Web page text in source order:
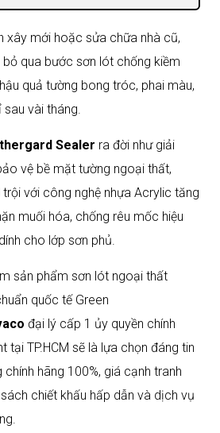
Gặp
Tavaco
xây mới hoặc sửa chữa nhà cũ,
bỏ qua bước sơn lót chống kiềm
quả tường bong tróc, phai màu,
vài tháng.
Sealer ra đời như giải
vệ bề mặt tường ngoại thất,
với công nghệ nhựa Acrylic tăng
muối hóa, chống rêu mốc hiệu
cho lớp sơn phủ.​
sản phẩm sơn lót ngoại thất
quốc tế Green
đại lý cấp 1 ủy quyền chính
tại TP.HCM sẽ là lựa chọn đáng tin
hãng 100%, giá cạnh tranh
chiết khấu hấp dẫn và dịch vụ